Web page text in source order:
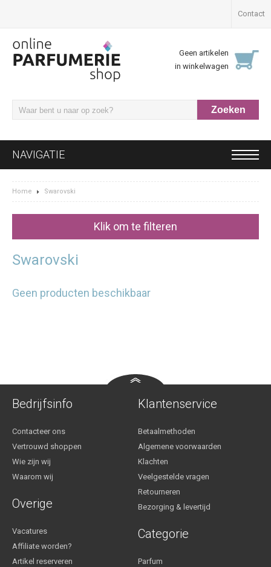
Contact
Geen artikelen
in winkelwagen
NAVIGATIE
Home Swarovski
Klik om te filteren
Swarovski
Geen producten beschikbaar
Bedrijfsinfo
Contacteer ons
Vertrouwd shoppen
Wie zijn wij
Waarom wij
Klantenservice
Betaalmethoden
Algemene voorwaarden
Klachten
Veelgestelde vragen
Retourneren
Bezorging & levertijd
Overige
Vacatures
Affiliate worden?
Artikel reserveren
Categorie
Parfum